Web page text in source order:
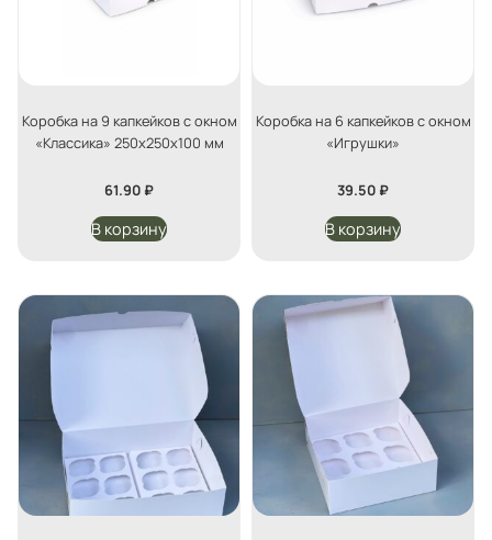
Коробка на 9 капкейков с окном
«Классика» 250х250х100 мм
61.90 ₽
В корзину
Коробка на 6 капкейков с окном
«Игрушки»
39.50 ₽
В корзину